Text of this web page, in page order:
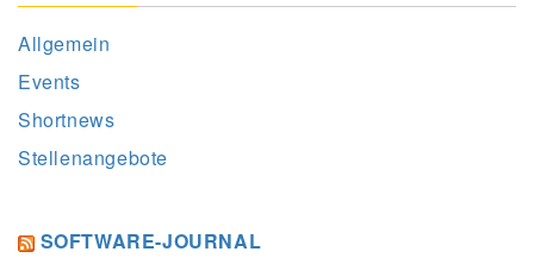
Allgemein
Events
Shortnews
Stellenangebote
SOFTWARE-JOURNAL